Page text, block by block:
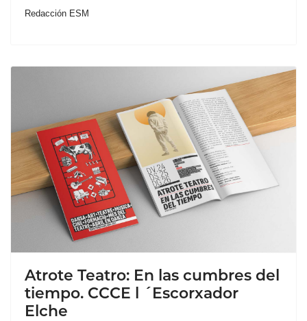
Redacción ESM
Atrote Teatro: En las cumbres del
tiempo. CCCE l ´Escorxador
Elche